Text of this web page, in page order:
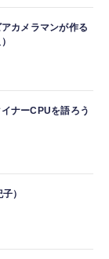
カメラマンが作る
ナーCPUを語ろう
）